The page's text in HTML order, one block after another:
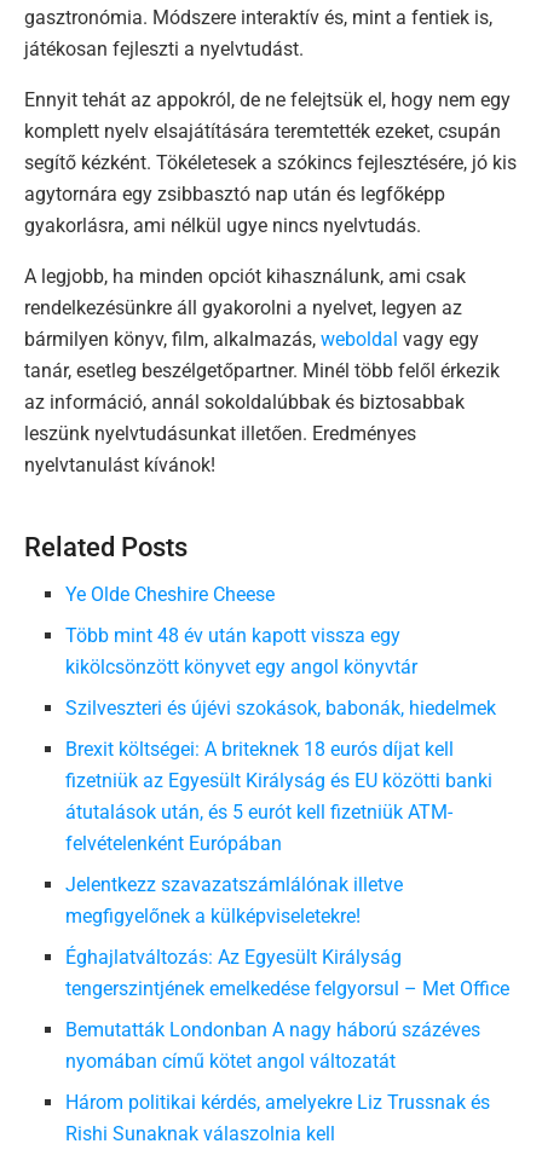
gasztronómia. Módszere interaktív és, mint a fentiek is,
játékosan fejleszti a nyelvtudást.
Ennyit tehát az appokról, de ne felejtsük el, hogy nem egy
komplett nyelv elsajátítására teremtették ezeket, csupán
segítő kézként. Tökéletesek a szókincs fejlesztésére, jó kis
agytornára egy zsibbasztó nap után és legfőképp
gyakorlásra, ami nélkül ugye nincs nyelvtudás.
A legjobb, ha minden opciót kihasználunk, ami csak
rendelkezésünkre áll gyakorolni a nyelvet, legyen az
bármilyen könyv, film, alkalmazás, weboldal vagy egy
tanár, esetleg beszélgetőpartner. Minél több felől érkezik
az információ, annál sokoldalúbbak és biztosabbak
leszünk nyelvtudásunkat illetően. Eredményes
nyelvtanulást kívánok!
Related Posts
Ye Olde Cheshire Cheese
Több mint 48 év után kapott vissza egy
kikölcsönzött könyvet egy angol könyvtár
Szilveszteri és újévi szokások, babonák, hiedelmek
Brexit költségei: A briteknek 18 eurós díjat kell
fizetniük az Egyesült Királyság és EU közötti banki
átutalások után, és 5 eurót kell fizetniük ATM-
felvételenként Európában
Jelentkezz szavazatszámlálónak illetve
megfigyelőnek a külképviseletekre!
Éghajlatváltozás: Az Egyesült Királyság
tengerszintjének emelkedése felgyorsul – Met Office
Bemutatták Londonban A nagy háború százéves
nyomában című kötet angol változatát
Három politikai kérdés, amelyekre Liz Trussnak és
Rishi Sunaknak válaszolnia kell